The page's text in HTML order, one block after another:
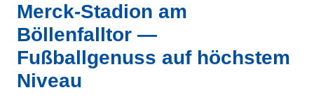
Merck-Stadion am
Böllenfalltor —
Fußballgenuss auf höchstem
Niveau